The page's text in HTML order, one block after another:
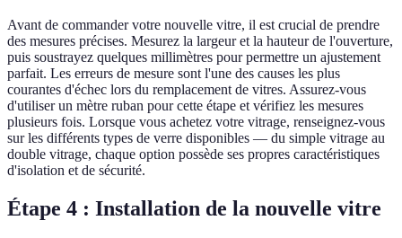
Avant de commander votre nouvelle vitre, il est crucial de prendre
des mesures précises. Mesurez la largeur et la hauteur de l'ouverture,
puis soustrayez quelques millimètres pour permettre un ajustement
parfait. Les erreurs de mesure sont l'une des causes les plus
courantes d'échec lors du remplacement de vitres. Assurez-vous
d'utiliser un mètre ruban pour cette étape et vérifiez les mesures
plusieurs fois. Lorsque vous achetez votre vitrage, renseignez-vous
sur les différents types de verre disponibles — du simple vitrage au
double vitrage, chaque option possède ses propres caractéristiques
d'isolation et de sécurité.
Étape 4 : Installation de la nouvelle vitre